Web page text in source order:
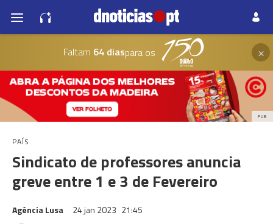
Faltam 64 diaspara os ×
PUB
PAÍS
Sindicato de professores anuncia
greve entre 1 e 3 de Fevereiro
Agência Lusa 24 jan 2023 21:45